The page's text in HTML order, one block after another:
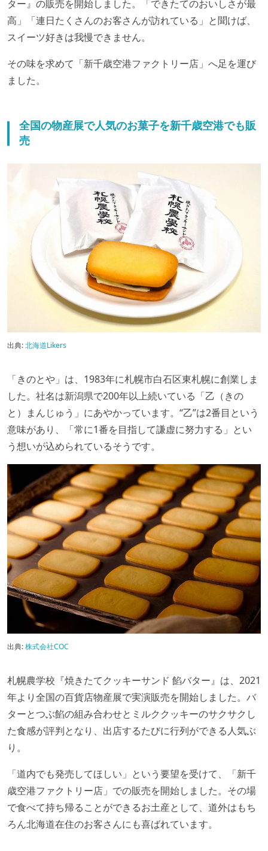
ター』の販売を開始しました。「できたてのおいしさが最
高」「連日たくさんのお客さんが訪れている」と聞けば、
スイーツ好きは我慢できません。
その味を求めて「新千歳空港ファクトリー店」へ足を運び
ました。
全国の物産展で人気のお菓子を新千歳空港でも販
売
出典:北海道Likers
「きのとや」は、1983年に札幌市白石区東札幌に創業しま
した。社名は新潟県で200年以上続いている「乙（きの
と）まんじゅう」にあやかっています。“乙”は2番目という
意味があり、「常に1番を目指して謙虚に努力する」とい
う想いが込められているそうです。
出典:株式会社COC
札幌農学校『焼きたてクッキーサンド 餡バター』は、2021
年より全国の百貨店物産展で実演販売を開始しました。バ
ターとつぶ餡の組み合わせとミルククッキーのサクサクし
た食感が評判となり、出店するたびに行列ができる人気ぶ
り。
「道内でも発売してほしい」という要望を受けて、「新千
歳空港ファクトリー店」での販売を開始しました。その場
で食べて持ち帰ることができるお土産として、道外はもち
ろん北海道在住のお客さんにも喜ばれています。